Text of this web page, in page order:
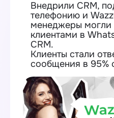
Внедрили CRM,
телефонию и
менеджеры могли
клиентами в
CRM.
Клиенты стали
сообщения в 95%